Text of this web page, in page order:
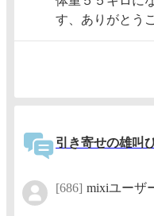
す、ありがとう
引き寄せの雄叫
[686] mixiユーザ